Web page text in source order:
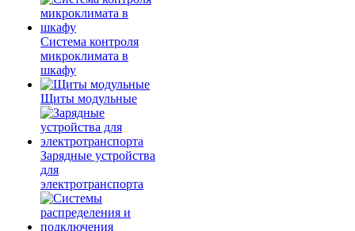
Система контроля
микроклимата в
шкафу
Щиты модульные
Зарядные устройства
для
электротранспорта